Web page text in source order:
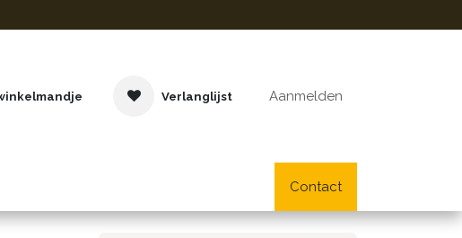
Verlanglijst Aanmelden
Lifestyle
Contact